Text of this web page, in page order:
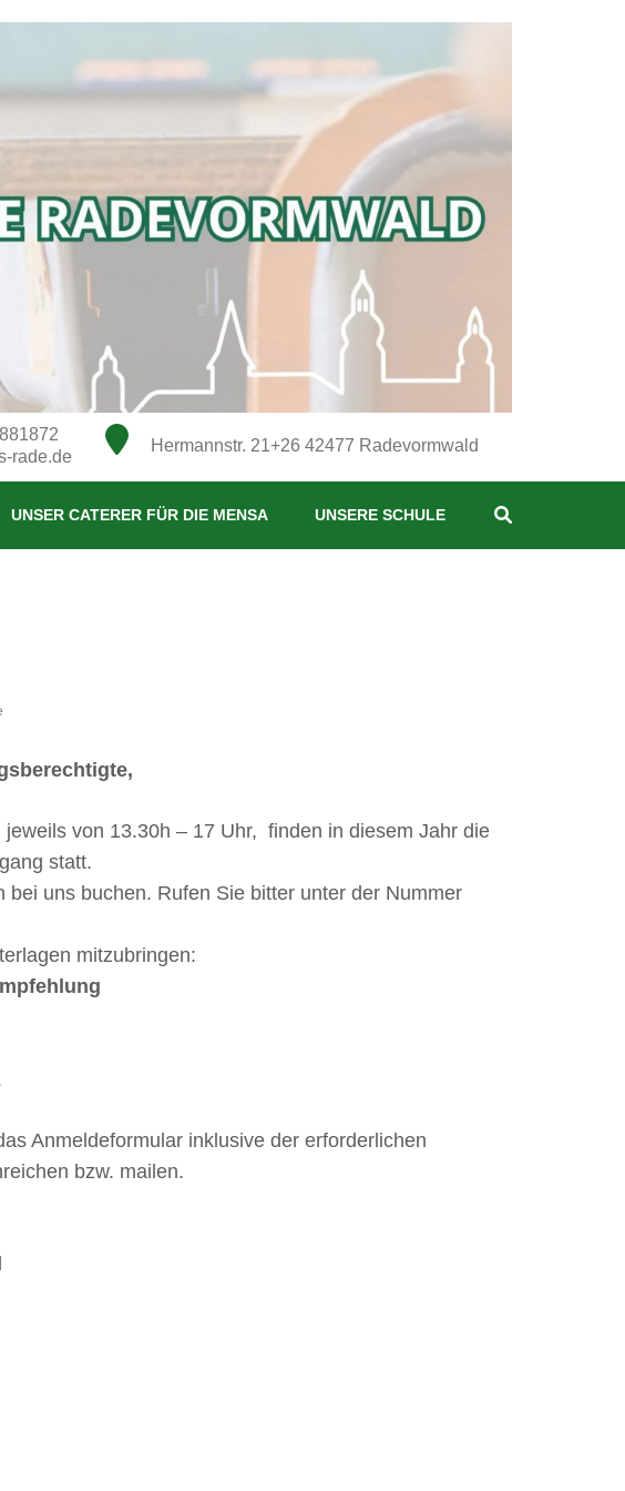
Hermannstr. 21+26 42477 Radevormwald
rade.de
UNSER CATERER FÜR DIE MENSA UNSERE SCHULE
jeweils von 13.30h – 17 Uhr, finden in diesem Jahr die
statt.
bei uns buchen. Rufen Sie bitter unter der Nummer
mitzubringen:
Anmeldeformular inklusive der erforderlichen
bzw. mailen.